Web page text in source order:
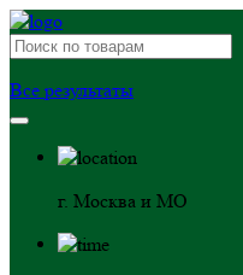
Все результаты
г. Москва и МО